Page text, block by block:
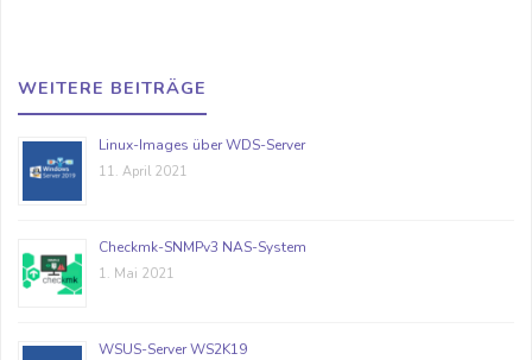
WEITERE BEITRÄGE
Linux-Images über WDS-Server
11. April 2021
Checkmk-SNMPv3 NAS-System
1. Mai 2021
WSUS-Server WS2K19